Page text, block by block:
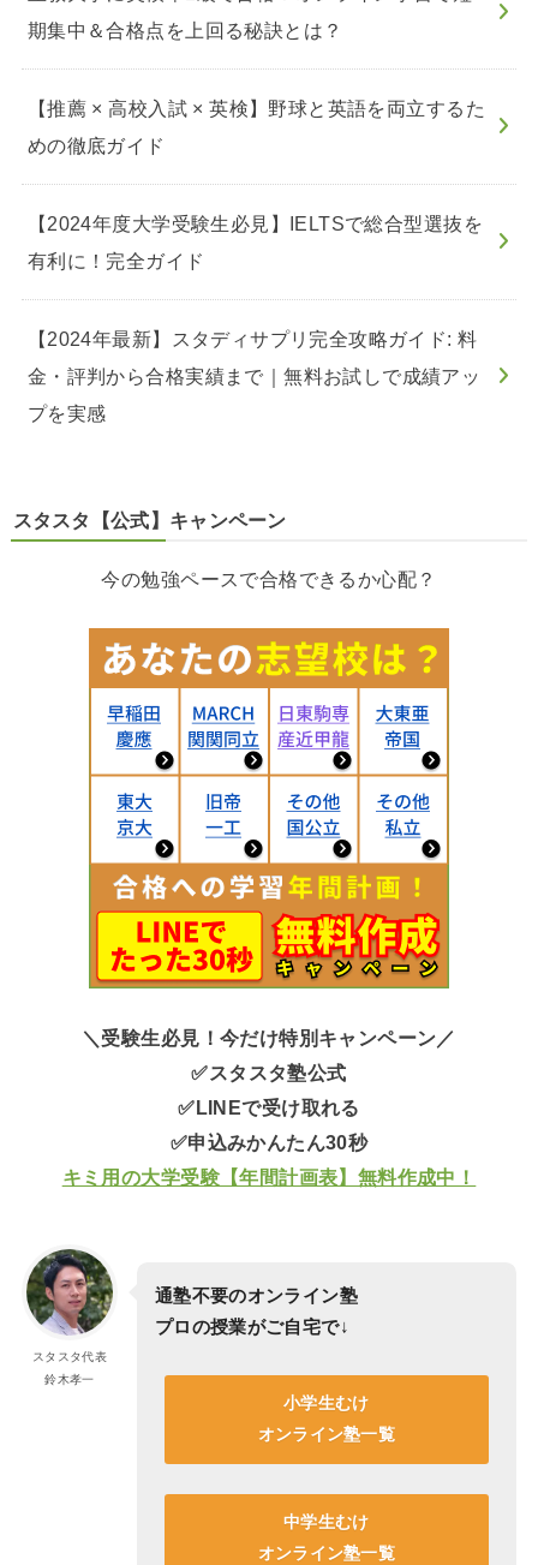
期集中＆合格点を上回る秘訣とは？
【推薦 × 高校入試 × 英検】野球と英語を両立するた
めの徹底ガイド
【2024年度大学受験生必見】IELTSで総合型選抜を
有利に！完全ガイド
【2024年最新】スタディサプリ完全攻略ガイド: 料
金・評判から合格実績まで｜無料お試しで成績アッ
プを実感
スタスタ【公式】キャンペーン
今の勉強ペースで合格できるか心配？
＼受験生必見！今だけ特別キャンペーン／
✅スタスタ塾公式
✅LINEで受け取れる
✅申込みかんたん30秒
キミ用の大学受験【年間計画表】無料作成中！
スタスタ代表
鈴木孝一
通塾不要のオンライン塾
プロの授業がご自宅で↓
小学生むけ
オンライン塾一覧
中学生むけ
オンライン塾一覧